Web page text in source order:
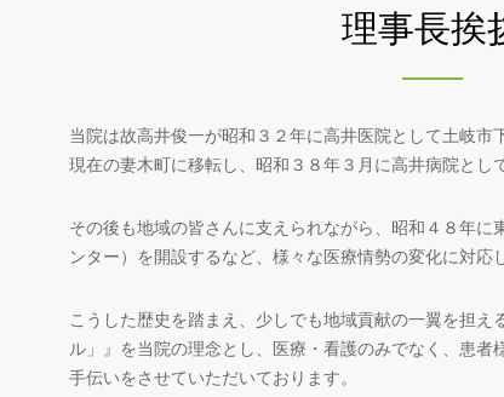
理事長挨
当院は故高井俊一が昭和３２年に高井医院として土岐市
現在の妻木町に移転し、昭和３８年３月に高井病院とし
その後も地域の皆さんに支えられながら、昭和４８年に
ンター）を開設するなど、様々な医療情勢の変化に対応
こうした歴史を踏まえ、少しでも地域貢献の一翼を担え
ル」』を当院の理念とし、医療・看護のみでなく、患者
手伝いをさせていただいております。